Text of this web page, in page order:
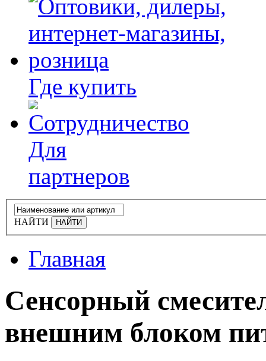
Где купить
Для
партнеров
НАЙТИ
Главная
Сенсорный
внешним блоком